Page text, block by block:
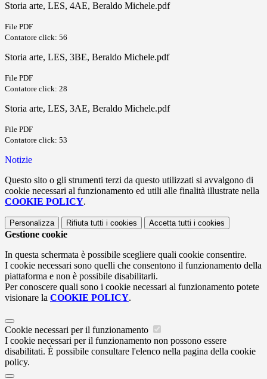
Storia arte, LES, 4AE, Beraldo Michele.pdf
File PDF
Contatore click: 56
Storia arte, LES, 3BE, Beraldo Michele.pdf
File PDF
Contatore click: 28
Storia arte, LES, 3AE, Beraldo Michele.pdf
File PDF
Contatore click: 53
Notizie
Questo sito o gli strumenti terzi da questo utilizzati si avvalgono di
cookie necessari al funzionamento ed utili alle finalità illustrate nella
COOKIE POLICY.
Personalizza Rifiuta tutti i cookies Accetta tutti i cookies
Gestione cookie
In questa schermata è possibile scegliere quali cookie consentire.
I cookie necessari sono quelli che consentono il funzionamento della
piattaforma e non è possibile disabilitarli.
Per conoscere quali sono i cookie necessari al funzionamento potete
visionare la COOKIE POLICY.
Cookie necessari per il funzionamento
I cookie necessari per il funzionamento non possono essere
disabilitati. È possibile consultare l'elenco nella pagina della cookie
policy.